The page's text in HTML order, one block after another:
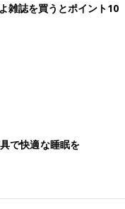
雑誌を買うとポイント10
で快適な睡眠を